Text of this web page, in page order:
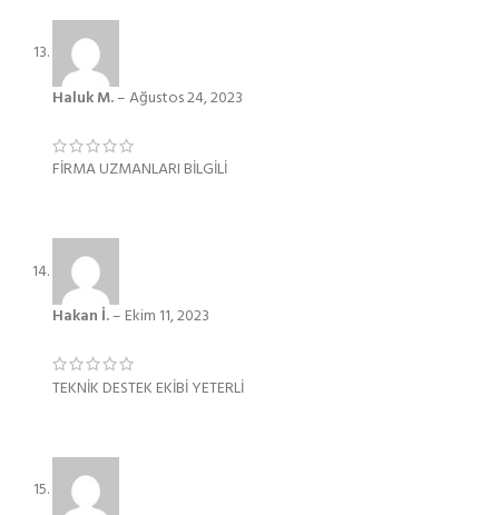
Haluk M.–Ağustos 24, 2023
FİRMA UZMANLARI BİLGİLİ
Hakan İ.– Ekim 11, 2023
TEKNİK DESTEK EKİBİ YETERLİ